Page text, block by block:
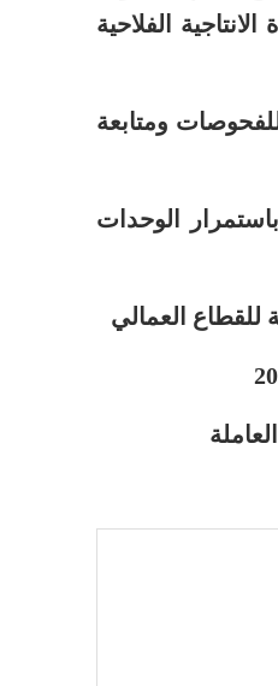
الفلاحية
للفحوصات ومتابعة
يوم 30 أبريل القاضي باستمرار الوحدات
للقطاع العمالي